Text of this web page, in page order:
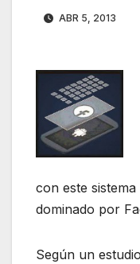
ABR 5, 2013
con este
dominado por
Según un